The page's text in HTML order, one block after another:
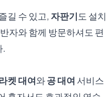
길 수 있고, 자판기 도 설치
자와 함께 방문하셔도 편
.
켓 대여와공 대여 서비스